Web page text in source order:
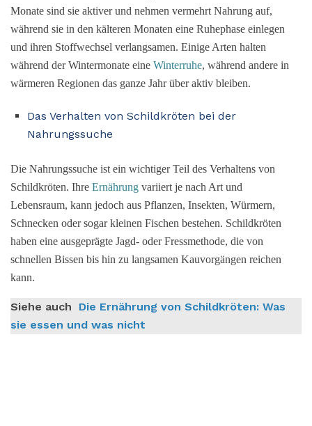
Monate sind sie aktiver und nehmen vermehrt Nahrung auf,
während sie in den kälteren Monaten eine Ruhephase einlegen
und ihren Stoffwechsel verlangsamen. Einige Arten halten
während der Wintermonate eine Winterruhe, während andere in
wärmeren Regionen das ganze Jahr über aktiv bleiben.
Das Verhalten von Schildkröten bei der
Nahrungssuche
Die Nahrungssuche ist ein wichtiger Teil des Verhaltens von
Schildkröten. Ihre Ernährung variiert je nach Art und
Lebensraum, kann jedoch aus Pflanzen, Insekten, Würmern,
Schnecken oder sogar kleinen Fischen bestehen. Schildkröten
haben eine ausgeprägte Jagd- oder Fressmethode, die von
schnellen Bissen bis hin zu langsamen Kauvorgängen reichen
kann.
Siehe auch
Die Ernährung von Schildkröten: Was
sie essen und was nicht